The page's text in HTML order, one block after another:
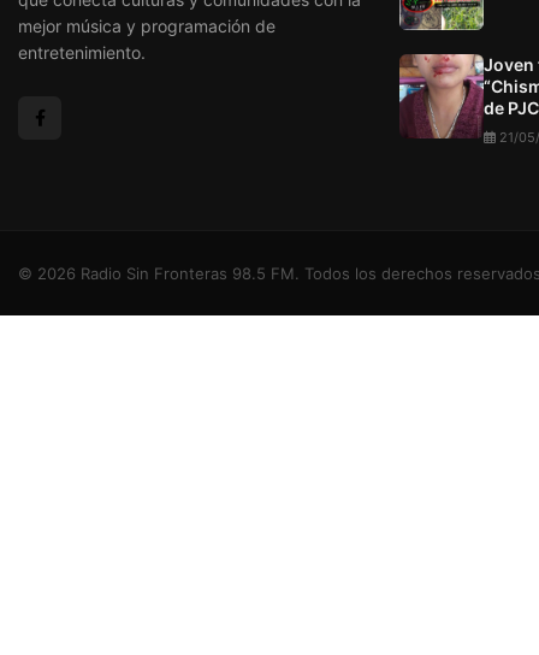
mejor música y programación de
entretenimiento.
Joven
de PJC
21/
© 2026 Radio Sin Fronteras 98.5 FM. Todos los derechos